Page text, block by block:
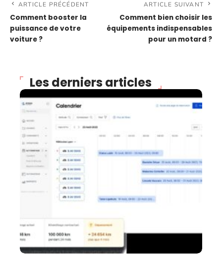
ARTICLE PRÉCÉDENT
Comment booster la
puissance de votre
voiture ?
ARTICLE SUIVANT
Comment bien choisir les
équipements indispensables
pour un motard ?
Les derniers articles